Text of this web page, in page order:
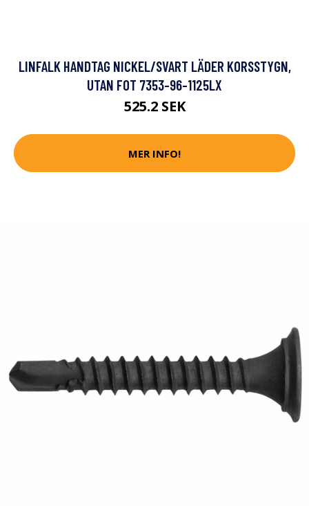
LINFALK HANDTAG NICKEL/SVART LÄDER KORSSTYGN,
UTAN FOT 7353-96-1125LX
525.2 SEK
MER INFO!